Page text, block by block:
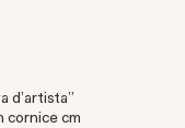
d'artista"
cornice cm